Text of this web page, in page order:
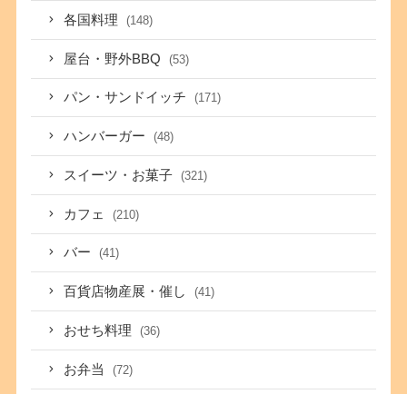
各国料理 (148)
屋台・野外BBQ (53)
パン・サンドイッチ (171)
ハンバーガー (48)
スイーツ・お菓子 (321)
カフェ (210)
バー (41)
百貨店物産展・催し (41)
おせち料理 (36)
お弁当 (72)